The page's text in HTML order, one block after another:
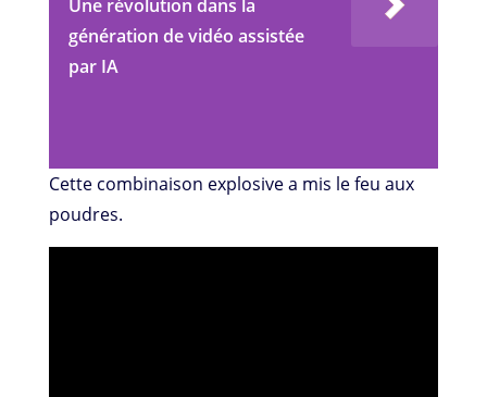
Une révolution dans la
génération de vidéo assistée
par IA
Cette combinaison explosive a mis le feu aux
poudres.